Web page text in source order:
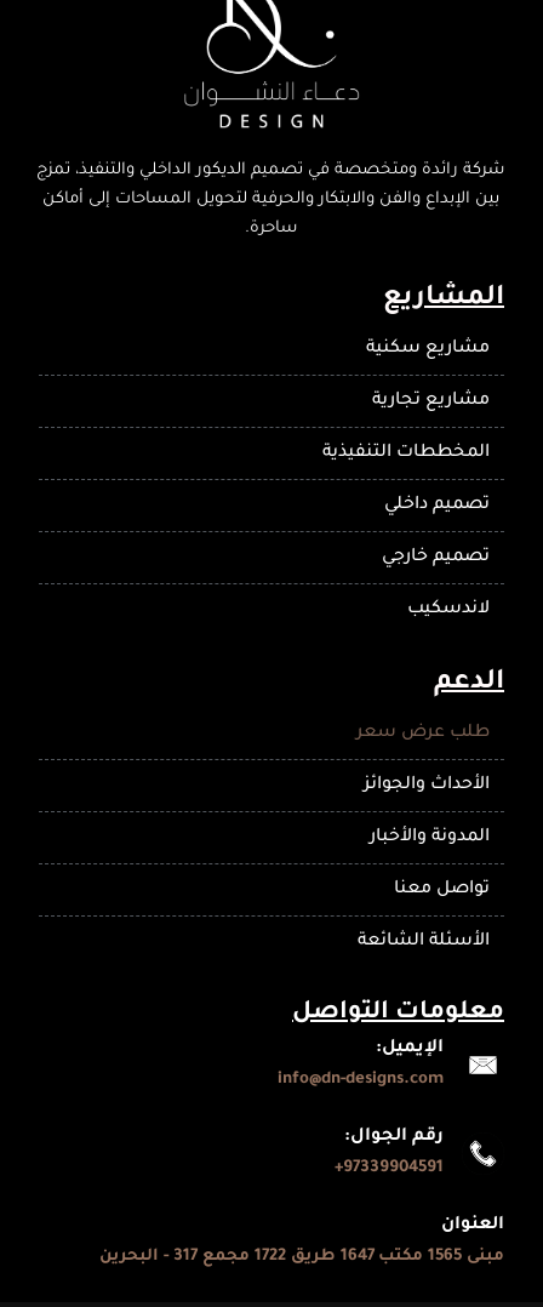
شركة رائدة ومتخصصة في تصميم الديكور الداخلي والتنفيذ، تمزج
بين الإبداع والفن والابتكار والحرفية لتحويل المساحات إلى أماكن
ساحرة.
المشاريع
مشاريع سكنية
مشاريع تجارية
المخططات التنفيذية
تصميم داخلي
تصميم خارجي
لاندسكيب
الدعم
طلب عرض سعر
الأحداث والجوائز
المدونة والأخبار
تواصل معنا
الأسئلة الشائعة
معلومات التواصل
الإيميل:
info@dn-designs.com
رقم الجوال:
97339904591+
العنوان
مبنى 1565 مكتب 1647 طريق 1722 مجمع 317 - البحرين